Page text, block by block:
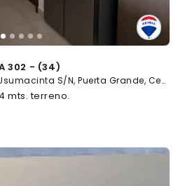
302 - (34)
Av. Prolongación Paseo de Usumacinta S/N, Puerta Grande, Centro
mts. terreno.